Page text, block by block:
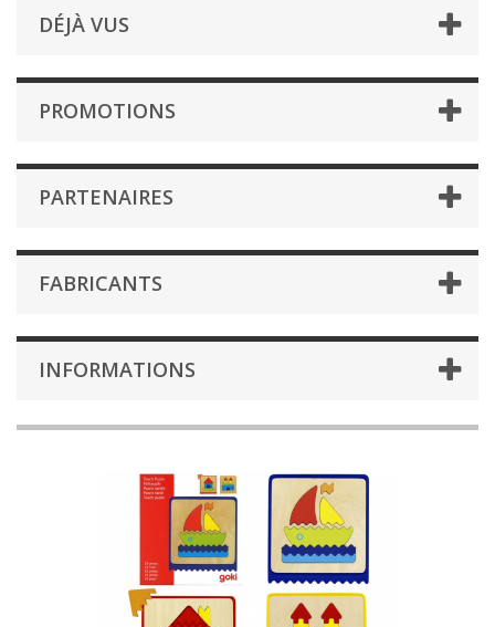
DÉJÀ VUS
PROMOTIONS
PARTENAIRES
FABRICANTS
INFORMATIONS